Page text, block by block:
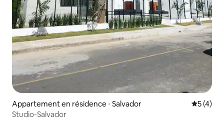
Appartement en résidence ⋅ Salvador
5 (4)
Studio-Salvador